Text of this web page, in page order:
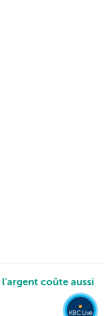
coûte aussi
KBC Live